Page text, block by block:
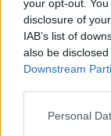
your opt-out.
disclosure of
IAB’s list of
also be
Downstream
Please note that
Personal